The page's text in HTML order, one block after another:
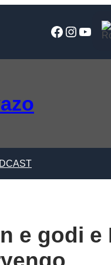
Facebook
e godi e